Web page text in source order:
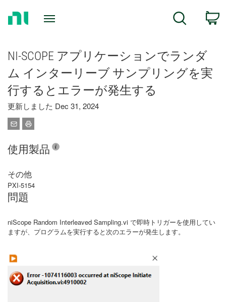
Search
NI-SCOPE アプリケーションでランダ
ム インターリーブ サンプリングを実
行するとエラーが発生する
更新しました Dec 31, 2024
使用製品
その他
PXI-5154
問題
niScope Random Interleaved Sampling.vi で即時トリガーを使用してい
ますが、プログラムを実行すると次のエラーが発生します。